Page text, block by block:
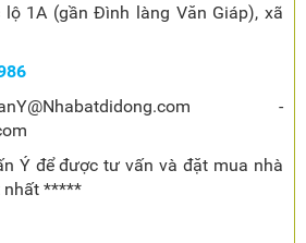
1A (gần Đình làng Văn Giáp), xã
-
Ý để được tư vấn và đặt mua nhà
nhất *****